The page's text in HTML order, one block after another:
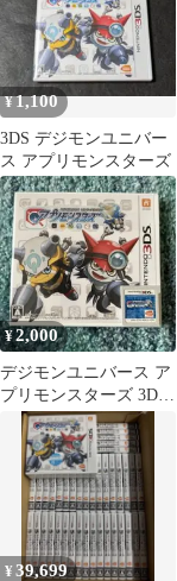
¥1,100
3DS デジモンユニバー
ス アプリモンスターズ
¥2,000
デジモンユニバース ア
プリモンスターズ 3DS
ソフト 特典付き 未使用
¥39,699